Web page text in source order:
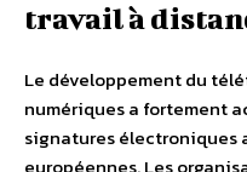
travail à
Le développement du
numériques a fortement
signatures électroniques